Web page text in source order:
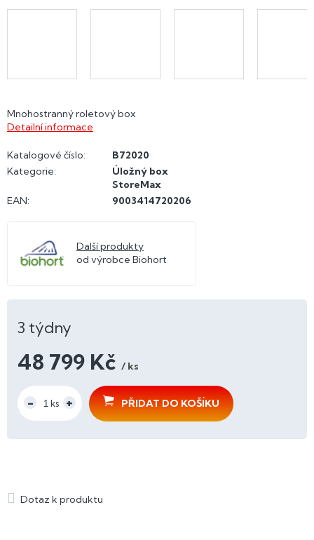
3 týdny
48 799 Kč / ks
cena:
PŘIDAT DO KOŠÍKU
Mnohostranný roletový box
Detailní informace
Katalogové číslo:
B72020
Kategorie:
Úložný box
StoreMax
EAN: 9003414720206
Další produkty
od výrobce Biohort